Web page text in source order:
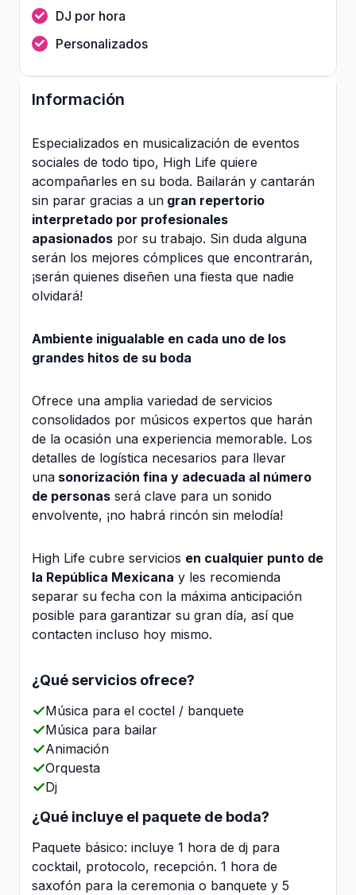
DJ por hora
Personalizados
Información
Especializados en musicalización de eventos
sociales de todo tipo, High Life quiere
acompañarles en su boda. Bailarán y cantarán
sin parar gracias a un gran repertorio
interpretado por profesionales
apasionados por su trabajo. Sin duda alguna
serán los mejores cómplices que encontrarán,
¡serán quienes diseñen una fiesta que nadie
olvidará!
Ambiente inigualable en cada uno de los
grandes hitos de su boda
Ofrece una amplia variedad de servicios
consolidados por músicos expertos que harán
de la ocasión una experiencia memorable. Los
detalles de logística necesarios para llevar
una sonorización fina y adecuada al número
de personas será clave para un sonido
envolvente, ¡no habrá rincón sin melodía!
High Life cubre servicios en cualquier punto de
la República Mexicana y les recomienda
separar su fecha con la máxima anticipación
posible para garantizar su gran día, así que
contacten incluso hoy mismo.
¿Qué servicios ofrece?
Música para el coctel / banquete
Música para bailar
Animación
Orquesta
Dj
¿Qué incluye el paquete de boda?
Paquete básico: incluye 1 hora de dj para
cocktail, protocolo, recepción. 1 hora de
saxofón para la ceremonia o banquete y 5